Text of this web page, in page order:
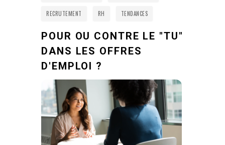
RECRUTEMENT RH TENDANCES
POUR OU CONTRE LE "TU"
DANS LES OFFRES
D'EMPLOI ?